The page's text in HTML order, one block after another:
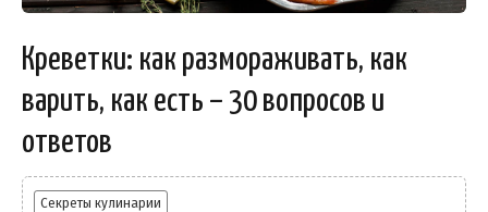
Креветки: как размораживать, как
варить, как есть – 30 вопросов и
ответов
Секреты кулинарии